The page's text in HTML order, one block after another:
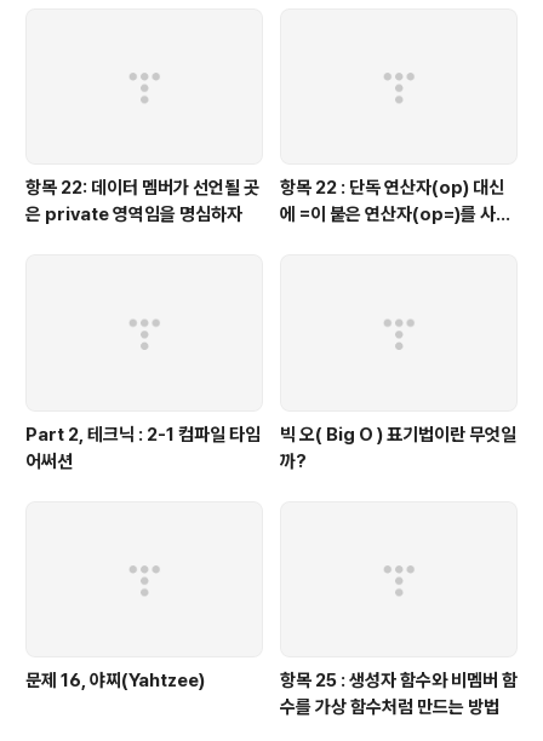
항목 22: 데이터 멤버가 선언될 곳
은 private 영역임을 명심하자
항목 22 : 단독 연산자(op) 대신
에 =이 붙은 연산자(op=)를 사용
Part 2, 테크닉 : 2-1 컴파일 타임
어써션
빅 오( Big O ) 표기법이란 무엇일
까?
문제 16, 야찌(Yahtzee)
항목 25 : 생성자 함수와 비멤버 함
수를 가상 함수처럼 만드는 방법